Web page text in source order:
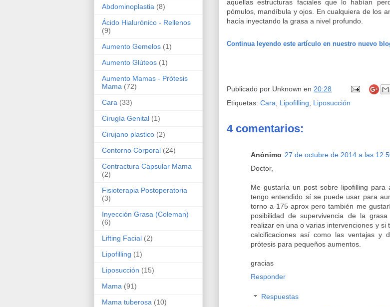
aquellas estructuras faciales que lo habían
pómulos, mandíbula y ojos. En cualquiera de los
hacía inyectando la grasa a nivel profundo.
Continua leyendo este artículo en nuestro nuevo
Publicado por Unknown en 20:28
Etiquetas: Cara, Lipofilling, Liposucción
4 comentarios:
Anónimo 27 de octubre de 2014 a las
Doctor,
Me gustaría un post sobre lipofilling para
tengo entendido sí se puede usar para
torno a 175 aprox pero también me
posibilidad de supervivencia de la
realizar en una o varias intervenciones y si
calcificaciones así como las ventajas y
prótesis para pequeños aumentos.
gracias
Responder
Respuestas
Abdominoplastia (8)
Ácido Hialurónico - Rellenos
(9)
Aumento Gemelos (1)
Aumento Glúteos (1)
Aumento Mamas - Prótesis
Mama (72)
Cara (33)
Cirugía Genital (1)
Cirujano plastico (2)
Contorno Corporal (24)
Contractura Capsular Mama
(2)
Fisioterapia Postoperatoria
(3)
Inyección Grasa (Coleman)
(6)
Lifting Facial (2)
Lipofilling (1)
Liposucción (15)
Mama (91)
Mama tuberosa (10)